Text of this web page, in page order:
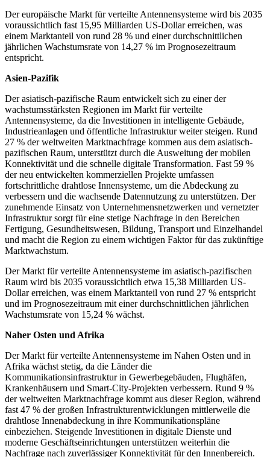
Der europäische Markt für verteilte Antennensysteme wird bis 2035
voraussichtlich fast 15,95 Milliarden US-Dollar erreichen, was
einem Marktanteil von rund 28 % und einer durchschnittlichen
jährlichen Wachstumsrate von 14,27 % im Prognosezeitraum
entspricht.
Asien-Pazifik
Der asiatisch-pazifische Raum entwickelt sich zu einer der
wachstumsstärksten Regionen im Markt für verteilte
Antennensysteme, da die Investitionen in intelligente Gebäude,
Industrieanlagen und öffentliche Infrastruktur weiter steigen. Rund
27 % der weltweiten Marktnachfrage kommen aus dem asiatisch-
pazifischen Raum, unterstützt durch die Ausweitung der mobilen
Konnektivität und die schnelle digitale Transformation. Fast 59 %
der neu entwickelten kommerziellen Projekte umfassen
fortschrittliche drahtlose Innensysteme, um die Abdeckung zu
verbessern und die wachsende Datennutzung zu unterstützen. Der
zunehmende Einsatz von Unternehmensnetzwerken und vernetzter
Infrastruktur sorgt für eine stetige Nachfrage in den Bereichen
Fertigung, Gesundheitswesen, Bildung, Transport und Einzelhandel
und macht die Region zu einem wichtigen Faktor für das zukünftige
Marktwachstum.
Der Markt für verteilte Antennensysteme im asiatisch-pazifischen
Raum wird bis 2035 voraussichtlich etwa 15,38 Milliarden US-
Dollar erreichen, was einem Marktanteil von rund 27 % entspricht
und im Prognosezeitraum mit einer durchschnittlichen jährlichen
Wachstumsrate von 15,24 % wächst.
Naher Osten und Afrika
Der Markt für verteilte Antennensysteme im Nahen Osten und in
Afrika wächst stetig, da die Länder die
Kommunikationsinfrastruktur in Gewerbegebäuden, Flughäfen,
Krankenhäusern und Smart-City-Projekten verbessern. Rund 9 %
der weltweiten Marktnachfrage kommt aus dieser Region, während
fast 47 % der großen Infrastrukturentwicklungen mittlerweile die
drahtlose Innenabdeckung in ihre Kommunikationspläne
einbeziehen. Steigende Investitionen in digitale Dienste und
moderne Geschäftseinrichtungen unterstützen weiterhin die
Nachfrage nach zuverlässiger Konnektivität für den Innenbereich.